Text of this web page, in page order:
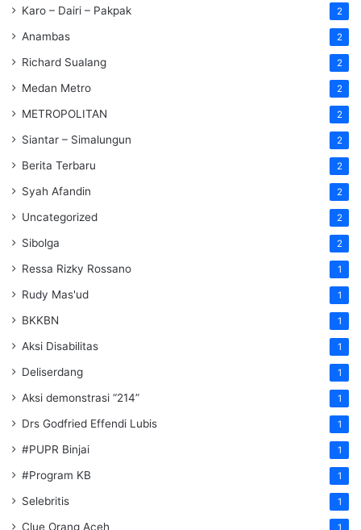
Karo – Dairi – Pakpak 2
Anambas 2
Richard Sualang 2
Medan Metro 2
METROPOLITAN 2
Siantar – Simalungun 2
Berita Terbaru 2
Syah Afandin 2
Uncategorized 2
Sibolga 2
Ressa Rizky Rossano 1
Rudy Mas'ud 1
BKKBN 1
Aksi Disabilitas 1
Deliserdang 1
Aksi demonstrasi “214” 1
Drs Godfried Effendi Lubis 1
#PUPR Binjai 1
#Program KB 1
Selebritis 1
Clue Orang Aceh 1